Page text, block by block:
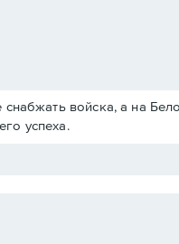
войска, а на
успеха.